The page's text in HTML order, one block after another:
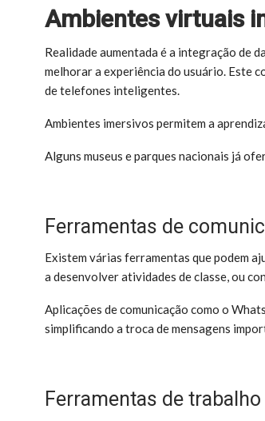
Ambientes virtuais
Realidade aumentada é a integração de
melhorar a experiência do usuário. Este
de telefones inteligentes.
Ambientes imersivos permitem a
Alguns museus e parques nacionais já
Ferramentas de
Existem várias ferramentas que podem
a desenvolver atividades de classe, ou
Aplicações de comunicação como o
simplificando a troca de mensagens
Ferramentas de trabalho